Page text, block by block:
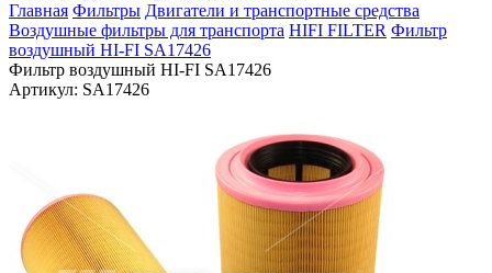
Главная Фильтры Двигатели и транспортные средства
Воздушные фильтры для транспорта HIFI FILTER Фильтр
воздушный HI-FI SA17426
Фильтр воздушный HI-FI SA17426
Артикул: SA17426